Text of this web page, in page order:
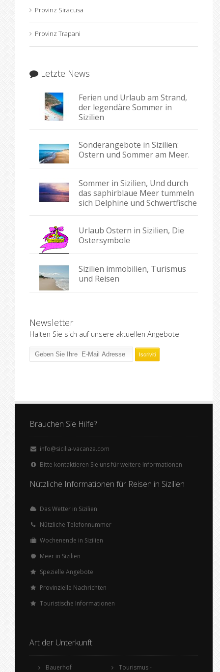
Provinz Siracusa
Provinz Trapani
Letzte News
Ferien und Urlaub am Strand,
der legendäre Sommer in
Sizilien
Sonderangebote in Sizilien:
Ostern und Sommer am Meer.
Sommer in Sizilien, Und durch
das saphirblaue Meer tummeln
sich Delphine und Schwertfische
Urlaub Ostern in Sizilien, Die
Ostersymbole
Sizilien immobilien, Turismus
und Reisen
Newsletter
Halten Sie sich auf unsere aktuellen Angebote
Brauchen Sie Hilfe?
info@sicilia-vacanza.com
Bitte kontaktieren Sie uns für weitere Informationen
Nützliche Informationen für Reisen in Sizilien
Das Wetter in Sizilien
Nützliche Telefonnummer
Wochenende in Sizilien
Meer in Sizilien
Spezielle Angebote
Provinzielle Nachrichten
Touristische Informationen
Art der Unterkunft
Bauerhof
Tourismus -